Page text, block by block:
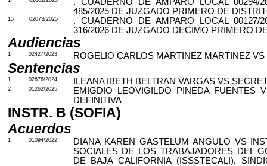
485/2025 DE JUZGADO PRIMERO DE
15 02073/2025
. CUADERNO DE AMPARO LOCAL 00127/
316/2026 DE JUZGADO DECIMO PRIMERO
Audiencias
1 02427/2023 ROGELIO CARLOS MARTINEZ MARTINEZ
Sentencias
1 02676/2024 ILEANA IBETH BELTRAN VARGAS VS
2 01262/2025
EMIGDIO LEOVIGILDO PINEDA FUENTES
DEFINITIVA
INSTR. B (SOFIA)
Acuerdos
1 01094/2022
DIANA KAREN GASTELUM ANGULO VS
SOCIALES DE LOS TRABAJADORES DEL
DE BAJA CALIFORNIA (ISSSTECALI),